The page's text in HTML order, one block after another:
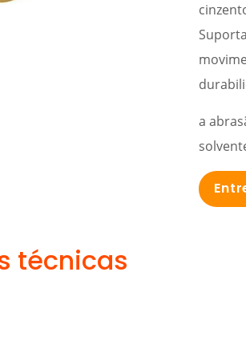
a
técnicas